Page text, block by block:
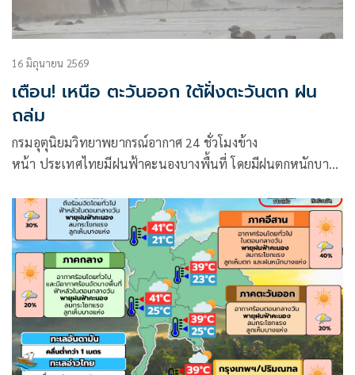
16 มิถุนายน 2569
เตือน! เหนือ ตะวันออก ใต้ฝั่งตะวันตก ฝน
ถล่ม
กรมอุตุนิยมวิทยาพยากรณ์อากาศ 24 ชั่วโมงข้าง
หน้า ประเทศไทยมีฝนฟ้าคะนองบางพื้นที่ โดยมีฝนตกหนักบาง